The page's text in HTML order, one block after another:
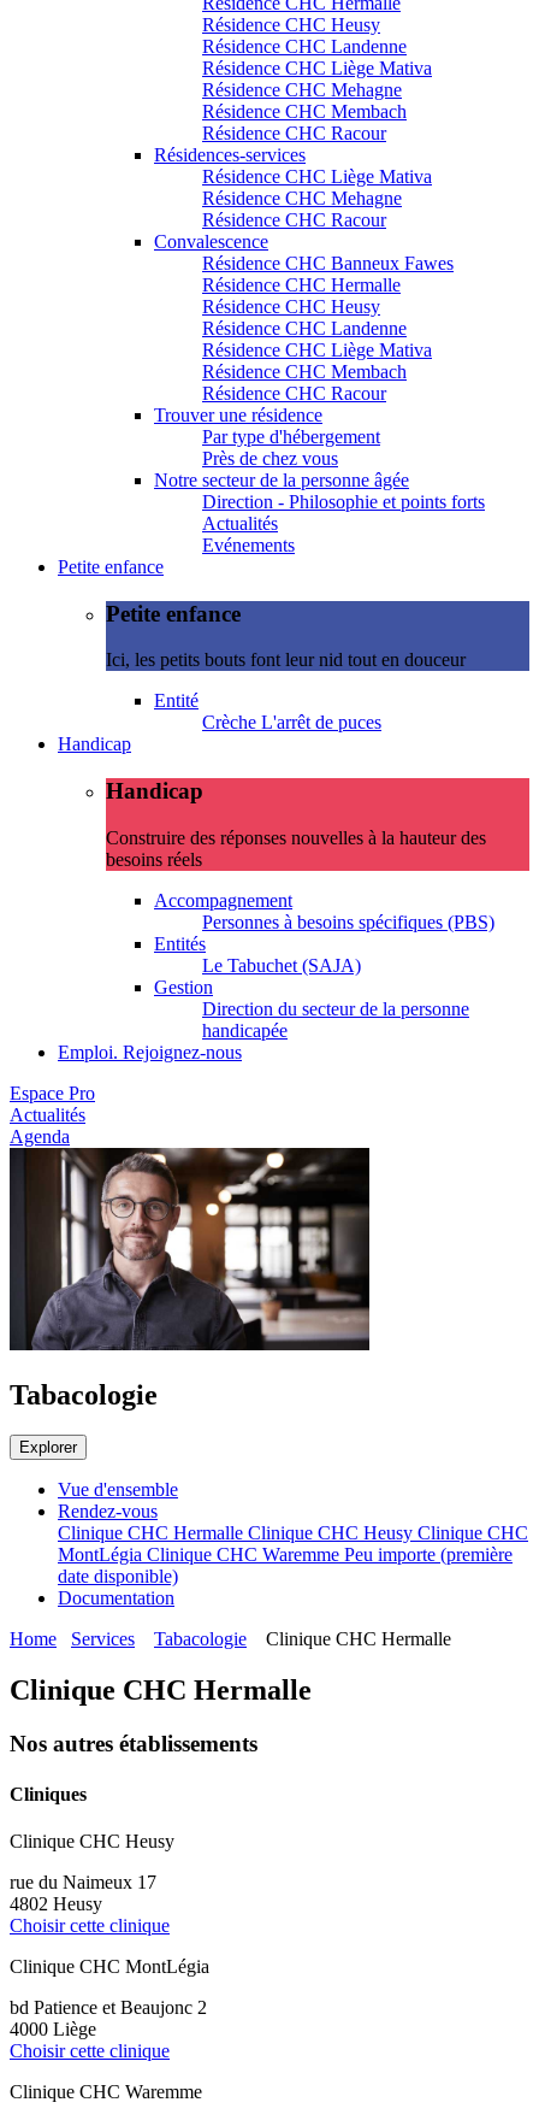
Résidence CHC Heusy
Résidence CHC Landenne
Résidence CHC Liège Mativa
Résidence CHC Mehagne
Résidence CHC Membach
Résidence CHC Racour
Résidences-services
Résidence CHC Liège Mativa
Résidence CHC Mehagne
Résidence CHC Racour
Convalescence
Résidence CHC Banneux Fawes
Résidence CHC Hermalle
Résidence CHC Heusy
Résidence CHC Landenne
Résidence CHC Liège Mativa
Résidence CHC Membach
Résidence CHC Racour
Trouver une résidence
Par type d'hébergement
Près de chez vous
Notre secteur de la personne âgée
Direction - Philosophie et points forts
Actualités
Evénements
Petite enfance
Petite enfance
Ici, les petits bouts font leur nid tout en douceur
Entité
Crèche L'arrêt de puces
Handicap
Handicap
Construire des réponses nouvelles à la hauteur des
besoins réels
Accompagnement
Personnes à besoins spécifiques (PBS)
Entités
Le Tabuchet (SAJA)
Gestion
Direction du secteur de la personne
handicapée
Emploi. Rejoignez-nous
Espace Pro
Actualités
Agenda
Tabacologie
Explorer
Vue d'ensemble
Rendez-vous
Clinique CHC Hermalle Clinique CHC Heusy Clinique CHC
MontLégia Clinique CHC Waremme Peu importe (première
date disponible)
Documentation
Home
Services Tabacologie Clinique CHC Hermalle
Clinique CHC Hermalle
Nos autres établissements
Cliniques
Clinique CHC Heusy
rue du Naimeux 17
4802 Heusy
Choisir cette clinique
Clinique CHC MontLégia
bd Patience et Beaujonc 2
4000 Liège
Choisir cette clinique
Clinique CHC Waremme